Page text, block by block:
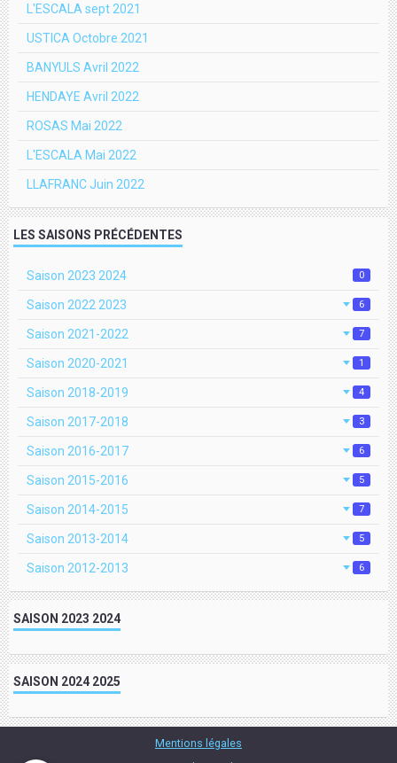
L'ESCALA sept 2021
USTICA Octobre 2021
BANYULS Avril 2022
HENDAYE Avril 2022
ROSAS Mai 2022
L'ESCALA Mai 2022
LLAFRANC Juin 2022
LES SAISONS PRÉCÉDENTES
Saison 2023 2024 0
Saison 2022 2023 6
Saison 2021-2022 7
Saison 2020-2021 1
Saison 2018-2019 4
Saison 2017-2018 3
Saison 2016-2017 6
Saison 2015-2016 5
Saison 2014-2015 7
Saison 2013-2014 5
Saison 2012-2013 6
SAISON 2023 2024
SAISON 2024 2025
Mentions légales